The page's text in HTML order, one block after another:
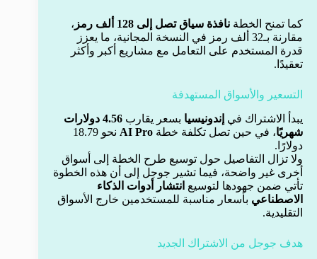
كما تمنح الخطة نافذة سياق تصل إلى 128 ألف رمز
،
مقارنة بـ32 ألف رمز في النسخة المجانية، ما يعزز
قدرة المستخدم على التعامل مع مشاريع أكبر وأكثر
تعقيدًا.
التسعير والأسواق المستهدفة
يبدأ الاشتراك في إندونيسيا بسعر يقارب
4.56 دولارات
شهريًا، في حين تصل تكلفة خطة AI Pro
نحو 18.79
دولارًا.
ولا تزال التفاصيل حول توسيع طرح الخطة إلى أسواق
أخرى غير واضحة، فيما تشير جوجل إلى أن هذه الخطوة
تأتي ضمن جهودها لتوسيع انتشار أدوات الذكاء
الاصطناعي بأسعار مناسبة للمستخدمين خارج الأسواق
التقليدية.
هدف جوجل من الاشتراك الجديد